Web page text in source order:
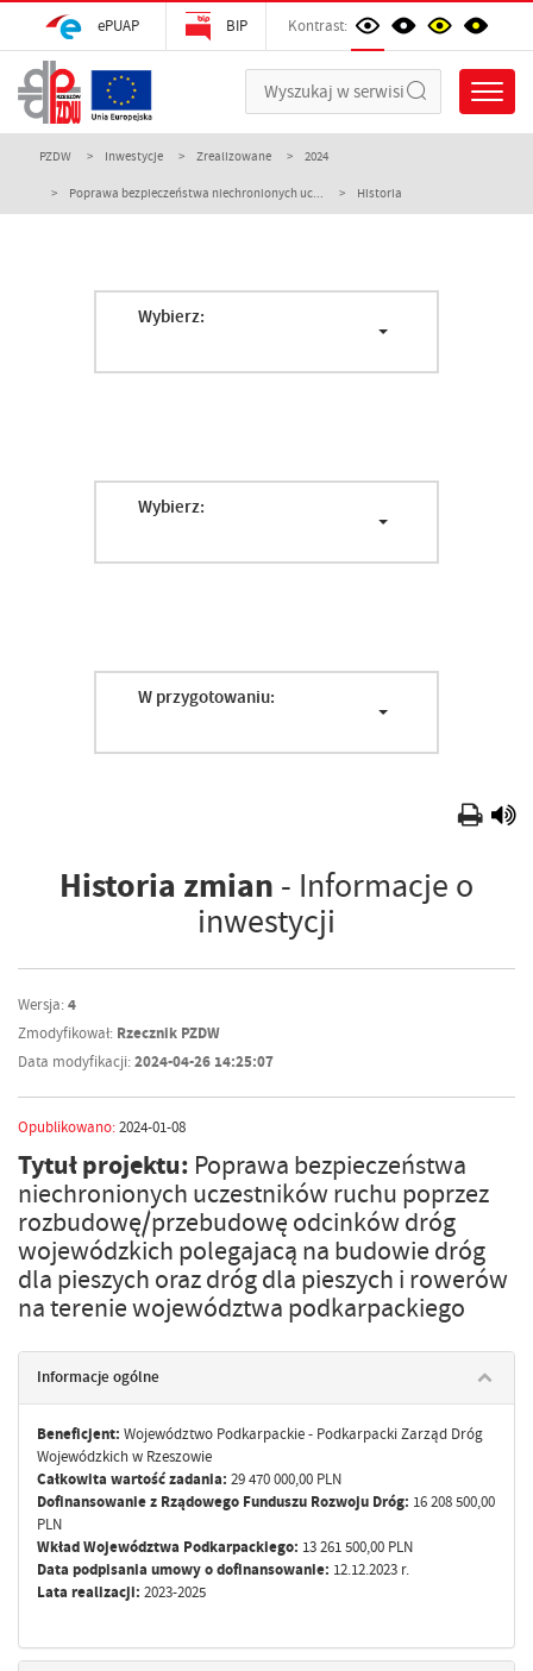
ePUAP BIP Kontrast:
PZDW Inwestycje Zrealizowane 2024
Poprawa bezpieczeństwa niechronionych uc... Historia
Wybierz:
Wybierz:
W przygotowaniu:
Historia zmian - Informacje o
inwestycji
Wersja:4
Zmodyfikował: Rzecznik PZDW
Data modyfikacji:2024-04-26 14:25:07
Opublikowano:2024-01-08
Tytuł projektu: Poprawa bezpieczeństwa
niechronionych uczestników ruchu poprzez
rozbudowę/przebudowę odcinków dróg
wojewódzkich polegajacą na budowie dróg
dla pieszych oraz dróg dla pieszych i rowerów
na terenie województwa podkarpackiego
Informacje ogólne
Beneficjent: Województwo Podkarpackie - Podkarpacki Zarząd Dróg
Wojewódzkich w Rzeszowie
Całkowita wartość zadania: 29 470 000,00 PLN
Dofinansowanie z Rządowego Funduszu Rozwoju Dróg: 16 208 500,00
PLN
Wkład Województwa Podkarpackiego: 13 261 500,00 PLN
Data podpisania umowy o dofinansowanie: 12.12.2023 r.
Lata realizacji: 2023-2025